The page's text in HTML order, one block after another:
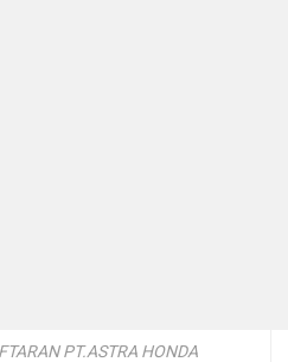
PT.ASTRA HONDA